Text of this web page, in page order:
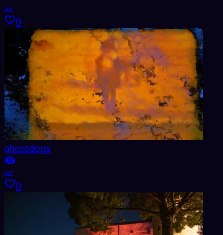
366
0
ghostdogs
360
0